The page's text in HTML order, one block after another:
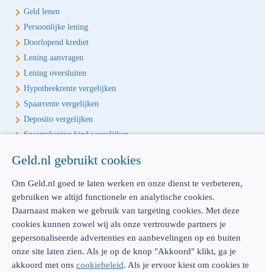
Geld lenen
Persoonlijke lening
Doorlopend krediet
Lening aanvragen
Lening oversluiten
Hypotheekrente vergelijken
Spaarrente vergelijken
Deposito vergelijken
Spaarrekening kind vergelijken
Écht onafhankelijk vergelijken
Geld.nl is de écht onafhankelijke vergelijker voor je verzekeringen en
bankproducten. Vergelijk, kies het beste product voor jou en betaal
geen euro te veel!
AFM: 12039914 300.014480
Geld.nl gebruikt cookies
Om Geld.nl goed te laten werken en onze dienst te verbeteren,
gebruiken we altijd functionele en analytische cookies.
Daarnaast maken we gebruik van targeting cookies. Met deze
cookies kunnen zowel wij als onze vertrouwde partners je
gepersonaliseerde advertenties en aanbevelingen op en buiten
onze site laten zien. Als je op de knop "Akkoord" klikt, ga je
akkoord met ons cookiebeleid. Als je ervoor kiest om cookies te